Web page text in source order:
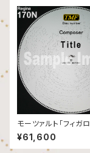
モーツァルト「フィガ
り 序曲」170弁ディスク
¥61,600